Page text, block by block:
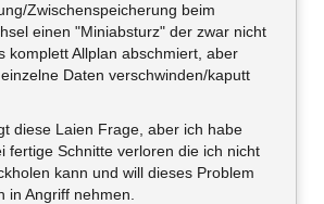
Zwischenspeicherung beim
einen "Miniabsturz" der zwar nicht
komplett Allplan abschmiert, aber
Daten verschwinden/kaputt
diese Laien Frage, aber ich habe
fertige Schnitte verloren die ich nicht
kann und will dieses Problem
in Angriff nehmen.